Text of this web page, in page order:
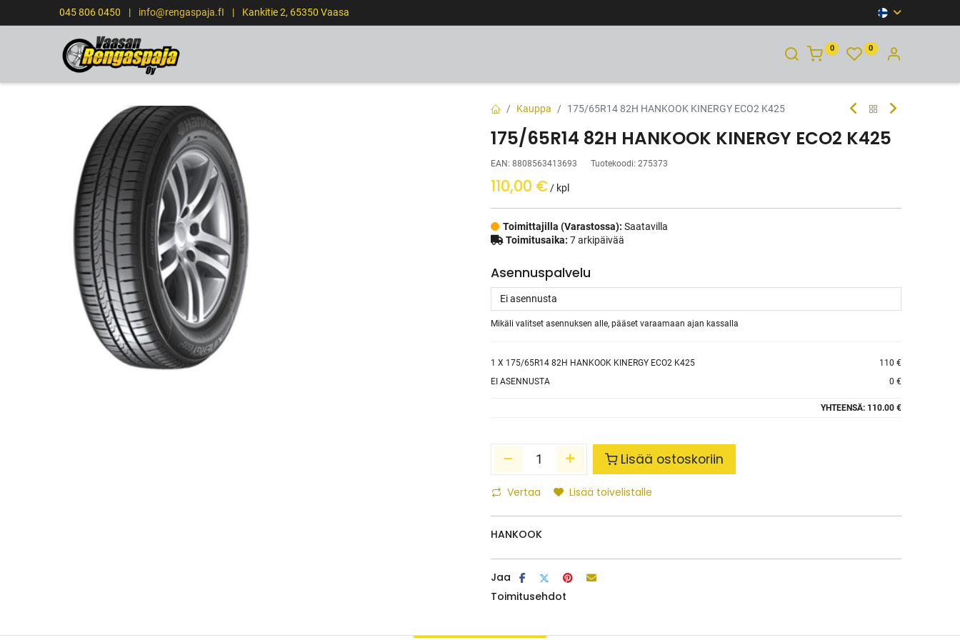
045 806 0450 | info@rengaspaja.fI | Kankitie 2, 65350 Vaasa
0 0
Kauppa 175/65R14 82H HANKOOK KINERGY ECO2 K425
175/65R14 82H HANKOOK KINERGY ECO2 K425
EAN: 8808563413693 Tuotekoodi: 275373
110,00 € / kpl
Toimittajilla (Varastossa): Saatavilla
Toimitusaika: 7 arkipäivää
Asennuspalvelu
Mikäli valitset asennuksen alle, pääset varaamaan ajan kassalla
1 X 175/65R14 82H HANKOOK KINERGY ECO2 K425
110 €
EI ASENNUSTA
0 €
YHTEENSÄ: 110.00 €
Lisää ostoskoriin
Vertaa Lisää toivelistalle
HANKOOK
Jaa
Toimitusehdot